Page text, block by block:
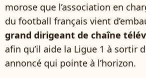
morose que l’association en
du football français vient
grand dirigeant de chaîne
afin qu’il aide la Ligue 1 à sortir
annoncé qui pointe à l’horizon.